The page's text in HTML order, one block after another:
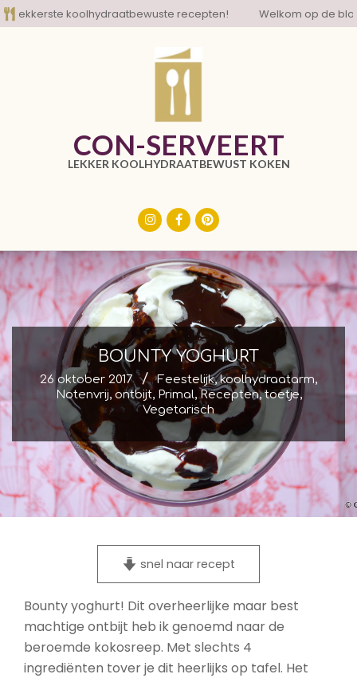
Skip
to
koolhydraatbewuste recepten! Welkom op de blog
CON-SERVEERT
LEKKER KOOLHYDRAATBEWUST KOKEN
BOUNTY YOGHURT
26 oktober 2017 Feestelijk,koolhydraatarm,
Notenvrij, ontbijt, Primal,Recepten,toetje,
Vegetarisch
snel naar recept
Bounty yoghurt! Dit overheerlijke maar best
machtige ontbijt heb ik genoemd naar de
beroemde kokosreep. Met slechts 4
ingrediënten tover je dit heerlijks op tafel. Het